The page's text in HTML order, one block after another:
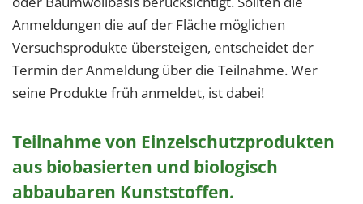
Anmeldungen die auf der Fläche möglichen
Versuchsprodukte übersteigen, entscheidet der
Termin der Anmeldung über die Teilnahme. Wer
seine Produkte früh anmeldet, ist dabei!
Teilnahme von Einzelschutzprodukten
aus biobasierten und biologisch
abbaubaren Kunststoffen.